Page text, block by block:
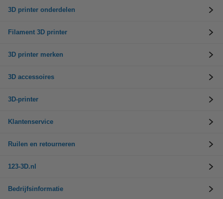
3D printer onderdelen
Filament 3D printer
3D printer merken
3D accessoires
3D-printer
Klantenservice
Ruilen en retourneren
123-3D.nl
Bedrijfsinformatie